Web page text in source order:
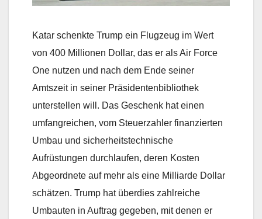
Katar schenkte Trump ein Flugzeug im Wert
von 400 Millionen Dollar, das er als Air Force
One nutzen und nach dem Ende seiner
Amtszeit in seiner Präsidentenbibliothek
unterstellen will. Das Geschenk hat einen
umfangreichen, vom Steuerzahler finanzierten
Umbau und sicherheitstechnische
Aufrüstungen durchlaufen, deren Kosten
Abgeordnete auf mehr als eine Milliarde Dollar
schätzen. Trump hat überdies zahlreiche
Umbauten in Auftrag gegeben, mit denen er